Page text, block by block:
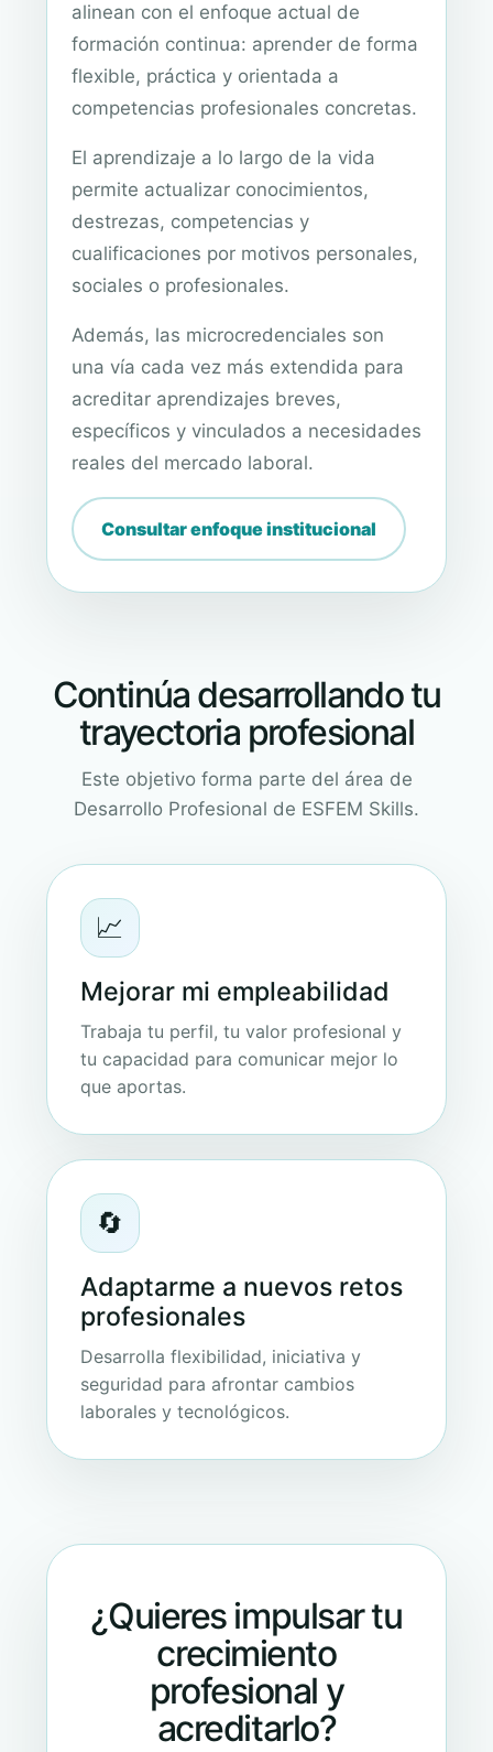
alinean con el enfoque actual de
formación continua: aprender de forma
flexible, práctica y orientada a
competencias profesionales concretas.
El aprendizaje a lo largo de la vida
permite actualizar conocimientos,
destrezas, competencias y
cualificaciones por motivos personales,
sociales o profesionales.
Además, las microcredenciales son
una vía cada vez más extendida para
acreditar aprendizajes breves,
específicos y vinculados a necesidades
reales del mercado laboral.
Consultar enfoque institucional
Continúa desarrollando tu
trayectoria profesional
Este objetivo forma parte del área de
Desarrollo Profesional de ESFEM Skills.
📈
Mejorar mi empleabilidad
Trabaja tu perfil, tu valor profesional y
tu capacidad para comunicar mejor lo
que aportas.
🔄
Adaptarme a nuevos retos
profesionales
Desarrolla flexibilidad, iniciativa y
seguridad para afrontar cambios
laborales y tecnológicos.
¿Quieres impulsar tu
crecimiento
profesional y
acreditarlo?